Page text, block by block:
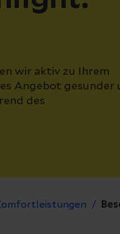
wir aktiv zu Ihrem
Angebot gesunder
des